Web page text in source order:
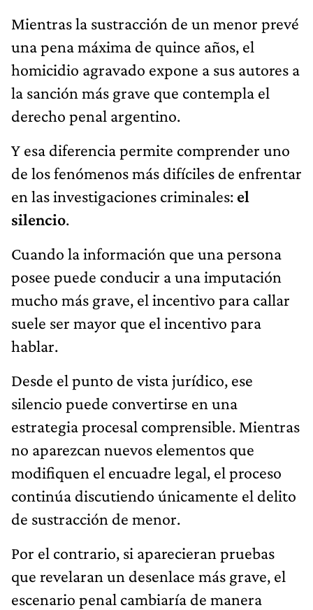
Mientras la sustracción de un menor prevé
una pena máxima de quince años, el
homicidio agravado expone a sus autores a
la sanción más grave que contempla el
derecho penal argentino.
Y esa diferencia permite comprender uno
de los fenómenos más difíciles de enfrentar
en las investigaciones criminales: el
silencio.
Cuando la información que una persona
posee puede conducir a una imputación
mucho más grave, el incentivo para callar
suele ser mayor que el incentivo para
hablar.
Desde el punto de vista jurídico, ese
silencio puede convertirse en una
estrategia procesal comprensible. Mientras
no aparezcan nuevos elementos que
modifiquen el encuadre legal, el proceso
continúa discutiendo únicamente el delito
de sustracción de menor.
Por el contrario, si aparecieran pruebas
que revelaran un desenlace más grave, el
escenario penal cambiaría de manera